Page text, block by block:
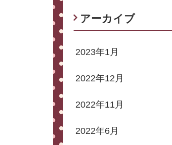
アーカイブ
2023年1月
2022年12月
2022年11月
2022年6月